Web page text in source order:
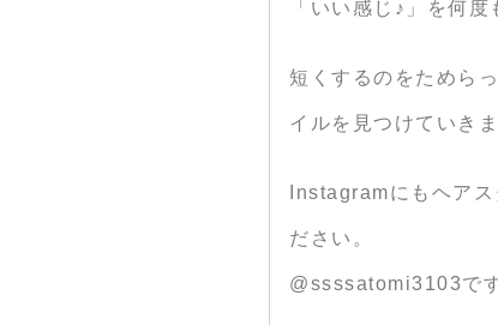
「いい感じ♪」を何
短くするのをためら
イルを見つけていき
Instagramにもヘア
ださい。
@ssssatomi3103で